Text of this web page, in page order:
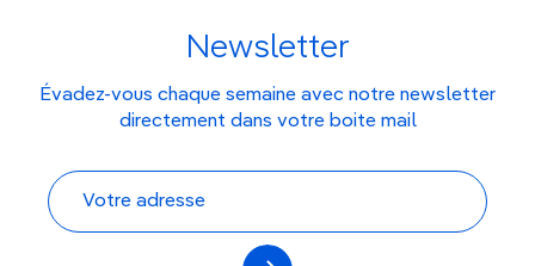
Newsletter
Évadez-vous chaque semaine avec notre newsletter
directement dans votre boite mail